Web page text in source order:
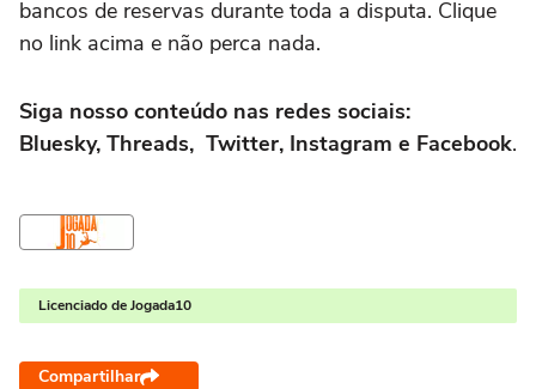
bancos de reservas durante toda a disputa. Clique
no link acima e não perca nada.
Siga nosso conteúdo nas redes sociais:
Bluesky, Threads, Twitter, Instagram e Facebook.
Licenciado de Jogada10
Compartilhar